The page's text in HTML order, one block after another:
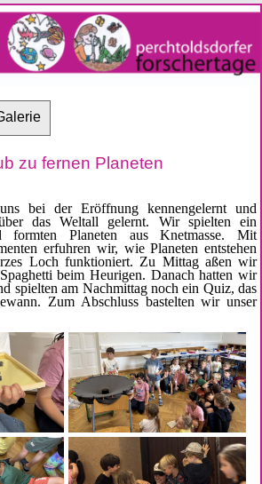
zu fernen Planeten
bei der Eröffnung kennengelernt und
das Weltall gelernt. Wir spielten ein
formten Planeten aus Knetmasse. Mit
erfuhren wir, wie Planeten entstehen
Loch funktioniert. Zu Mittag aßen wir
beim Heurigen. Danach hatten wir
spielten am Nachmittag noch ein Quiz, das
Zum Abschluss bastelten wir unser